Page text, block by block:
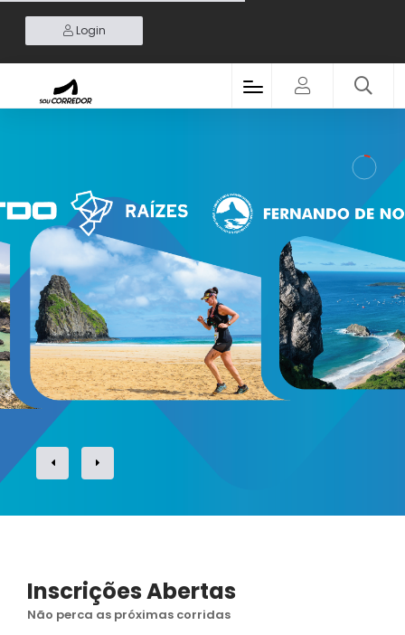
Login
Inscrições Abertas
Não perca as próximas corridas